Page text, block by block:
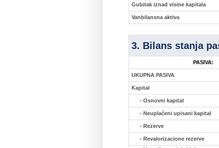
Gubitak iznad visine kapitala
Vanbilansna aktiva
3. Bilans stanja
PASIVA:
UKUPNA PASIVA
Kapital
- Osnovni kapital
- Neuplaćeni upisani kapital
- Rezerve
- Revalorizacione rezerve